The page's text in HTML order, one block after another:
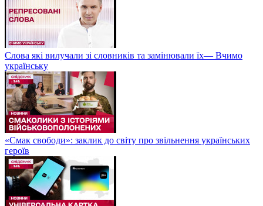
Слова які вилучали зі словників та замінювали їх— Вчимо
українську
«Смак свободи»: заклик до світу про звільнення українських
героїв